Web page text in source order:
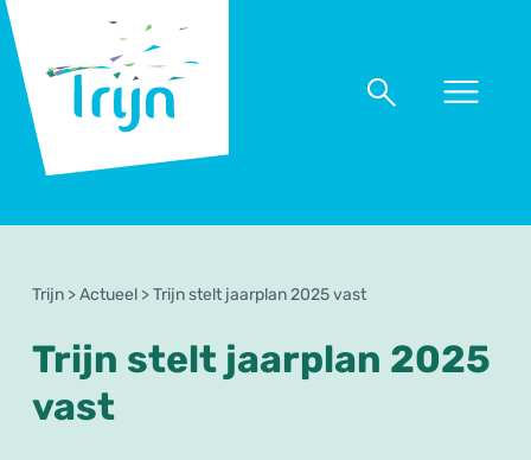
Trijn
Naar
Naar
Trijn >Actueel >Trijn stelt jaarplan 2025 vast
Trijn stelt jaarplan 2025
vast